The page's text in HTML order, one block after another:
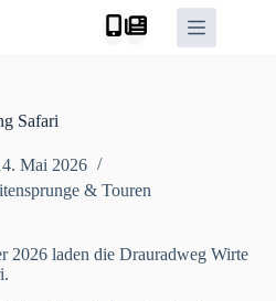
Safari
Mai 2026
& Touren
2026 laden die Drauradweg Wirte